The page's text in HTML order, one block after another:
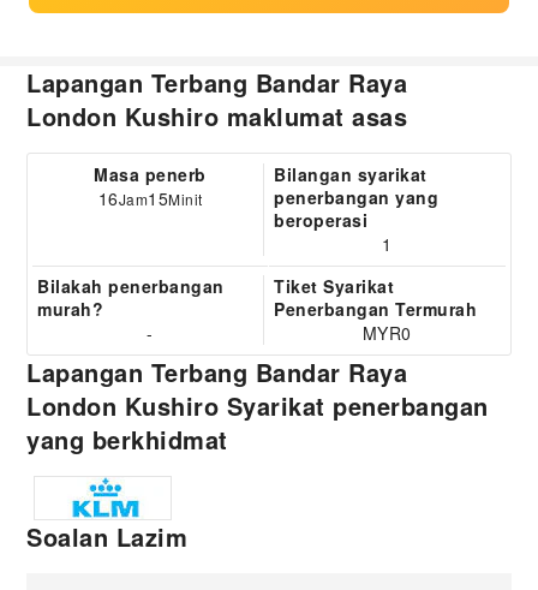
Lapangan Terbang Bandar Raya
London Kushiro maklumat asas
Masa penerb
16Jam15Minit
Bilangan syarikat
penerbangan yang
beroperasi
1
Bilakah penerbangan
murah?
-
Tiket Syarikat
Penerbangan Termurah
MYR0
Lapangan Terbang Bandar Raya
London Kushiro Syarikat penerbangan
yang berkhidmat
Soalan Lazim